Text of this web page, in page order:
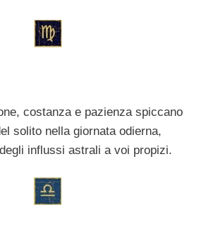
costanza e pazienza spiccano
solito nella giornata odierna,
influssi astrali a voi propizi.